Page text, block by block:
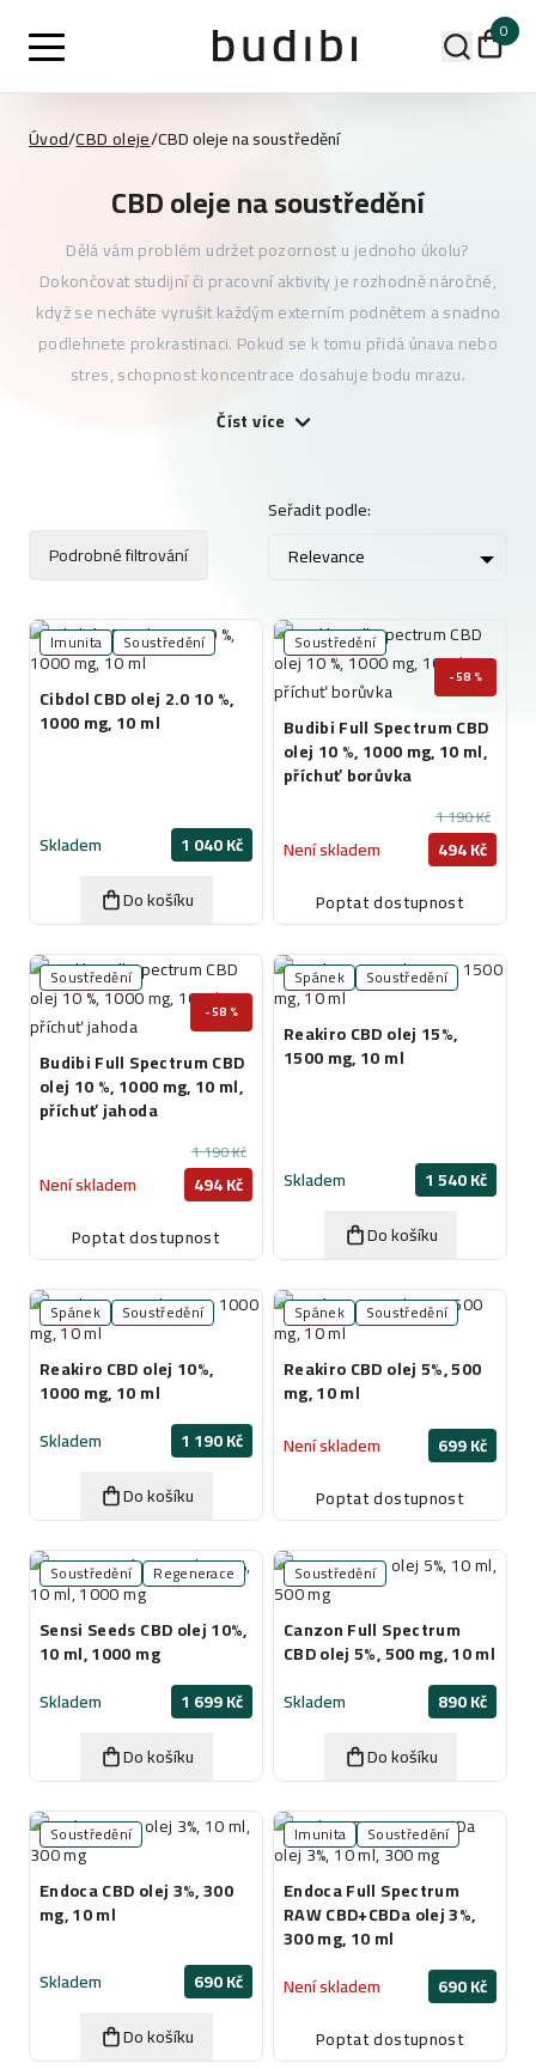
0
Úvod/CBD oleje/CBD oleje na soustředění
CBD oleje na soustředění
Dělá vám problém udržet pozornost u jednoho úkolu?
Dokončovat studijní či pracovní aktivity je rozhodně náročné,
když se necháte vyrušit každým externím podnětem a snadno
podlehnete prokrastinaci. Pokud se k tomu přidá únava nebo
stres, schopnost koncentrace dosahuje bodu mrazu.
Číst více
Podrobné filtrování
Seřadit podle:
Relevance
Imunita Soustředění
Cibdol CBD olej 2.0 10 %,
1000 mg, 10 ml
Skladem
1 040 Kč
Do košíku
Soustředění
-58 %
Budibi Full Spectrum CBD
olej 10 %, 1000 mg, 10 ml,
příchuť borůvka
Není skladem
1 190 Kč
494 Kč
Poptat dostupnost
Soustředění
-58 %
Budibi Full Spectrum CBD
olej 10 %, 1000 mg, 10 ml,
příchuť jahoda
Není skladem
1 190 Kč
494 Kč
Poptat dostupnost
Spánek Soustředění
Reakiro CBD olej 15%,
1500 mg, 10 ml
Skladem
1 540 Kč
Do košíku
Spánek Soustředění
Reakiro CBD olej 10%,
1000 mg, 10 ml
Skladem
1 190 Kč
Do košíku
Spánek Soustředění
Reakiro CBD olej 5%, 500
mg, 10 ml
Není skladem
699 Kč
Poptat dostupnost
Soustředění Regenerace
Sensi Seeds CBD olej 10%,
10 ml, 1000 mg
Skladem
1 699 Kč
Do košíku
Soustředění
Canzon Full Spectrum
CBD olej 5%, 500 mg, 10 ml
Skladem
890 Kč
Do košíku
Soustředění
Endoca CBD olej 3%, 300
mg, 10 ml
Skladem
690 Kč
Do košíku
Imunita Soustředění
Endoca Full Spectrum
RAW CBD+CBDa olej 3%,
300 mg, 10 ml
Není skladem
690 Kč
Poptat dostupnost